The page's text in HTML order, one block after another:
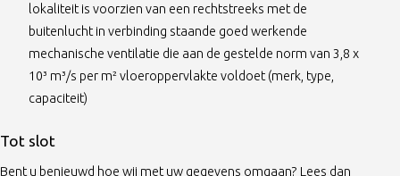
lokaliteit is voorzien van een rechtstreeks met de
buitenlucht in verbinding staande goed werkende
mechanische ventilatie die aan de gestelde norm van 3,8 x
10³ m³/s per m² vloeroppervlakte voldoet (merk, type,
capaciteit)
Tot slot
Bent u benieuwd hoe wij met uw gegevens omgaan? Lees dan